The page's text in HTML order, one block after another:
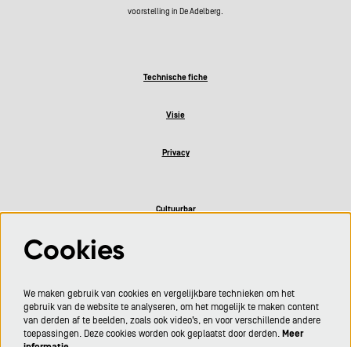
voorstelling in De Adelberg.
Technische fiche
Visie
Privacy
Cultuurbar
Cookies
We maken gebruik van cookies en vergelijkbare technieken om het
gebruik van de website te analyseren, om het mogelijk te maken content
van derden af te beelden, zoals ook video’s, en voor verschillende andere
toepassingen. Deze cookies worden ook geplaatst door derden. Meer